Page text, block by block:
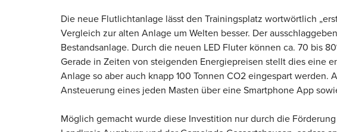
Die neue Flutlichtanlage lässt den Trainingsplatz wortwörtlich
Vergleich zur alten Anlage um Welten besser. Der
Bestandsanlage. Durch die neuen LED Fluter können ca. 70 bis
Gerade in Zeiten von steigenden Energiepreisen stellt dies eine
Anlage so aber auch knapp 100 Tonnen CO2 eingespart
Ansteuerung eines jeden Masten über eine Smartphone App
Möglich gemacht wurde diese Investition nur durch die